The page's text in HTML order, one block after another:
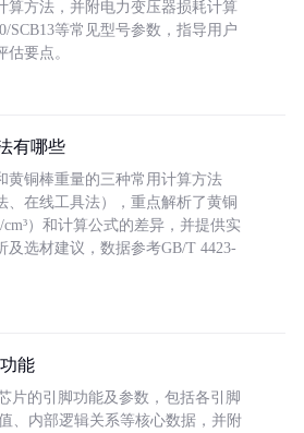
算方法，并附电力变压器损耗计算
SCB13等常见型号参数，指导用户
要点。
有哪些
黄铜棒重量的三种常用计算方法
、在线工具法），重点解析了黄铜
）和计算公式的差异，并提供实
及选材建议，数据参考GB/T 4423-
能
片的引脚功能及参数，包括各引脚
、内部逻辑关系等核心数据，并附